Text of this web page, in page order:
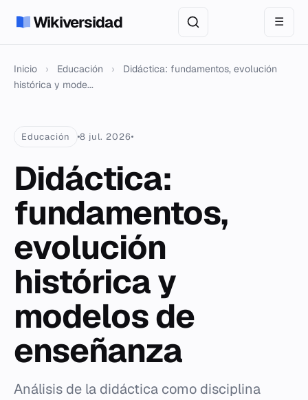
Wikiversidad ☰
Inicio › Educación ›
Didáctica: fundamentos, evolución
histórica y mode...
Educación 8 jul. 2026
Didáctica:
fundamentos,
evolución
histórica y
modelos de
enseñanza
Análisis de la didáctica como disciplina